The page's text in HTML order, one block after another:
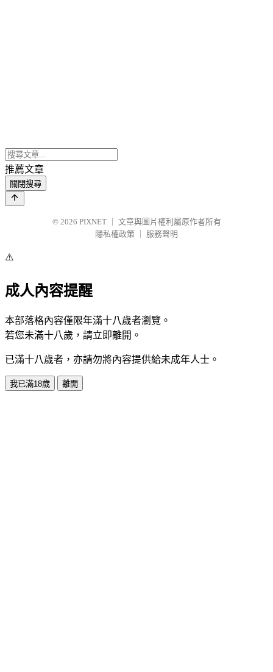
推薦文章
關閉搜尋
© 2026 PIXNET
文章與圖片權利屬原作者所有
隱私權政策
服務聲明
⚠️
成人內容提醒
本部落格內容僅限年滿十八歲者瀏覽。
若您未滿十八歲，請立即離開。
已滿十八歲者，亦請勿將內容提供給未成年人士。
我已滿18歲 離開